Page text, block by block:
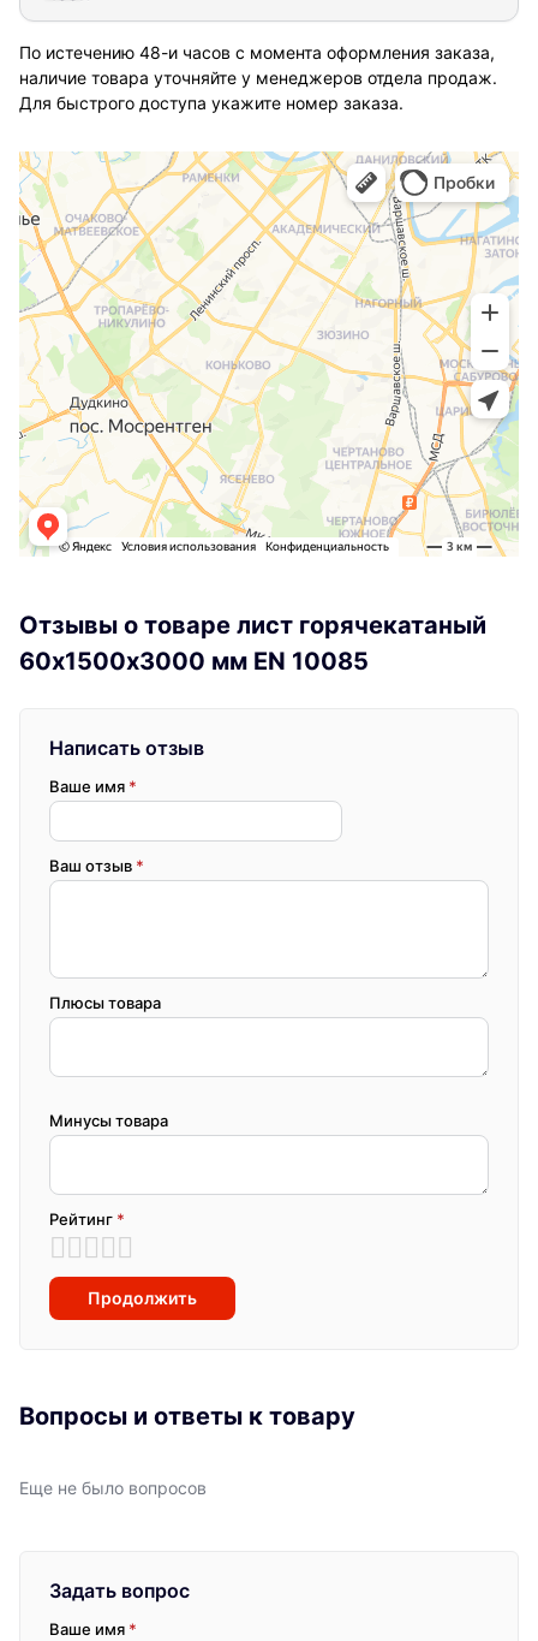
По истечению 48-и часов с момента оформления заказа,
наличие товара уточняйте у менеджеров отдела продаж.
Для быстрого доступа укажите номер заказа.
Отзывы о товаре лист горячекатаный
60х1500х3000 мм EN 10085
Написать отзыв
Ваше имя *
Ваш отзыв *
Плюсы товара
Минусы товара
Рейтинг *
Продолжить
Вопросы и ответы к товару
Еще не было вопросов
Задать вопрос
Ваше имя *